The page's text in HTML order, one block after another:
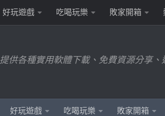
好玩遊戲 吃喝玩樂 敗家開箱
提供各種實用軟體下載、免費資源分享、
好玩遊戲 吃喝玩樂 敗家開箱